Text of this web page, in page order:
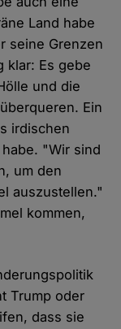
Land habe
seine Grenzen
klar: Es gebe
und die
Ein
irdischen
"Wir sind
um den
auszustellen."
kommen,
Trump oder
dass sie